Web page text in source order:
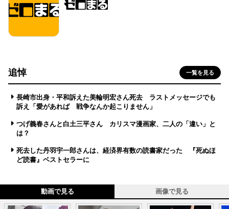
追悼 一覧を見る
長崎市出身・平和訴えた美輪明宏さん死去 ラストメッセージでも
訴え「愛があれば 戦争なんか起こりません」
つげ義春さんと白土三平さん カリスマ漫画家、二人の「違い」と
は？
死去した丹羽宇一郎さんは、経済界有数の読書家だった 『死ぬほ
ど読書』ベストセラーに
動画で見る 画像で見る